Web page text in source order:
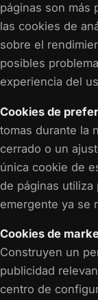
páginas son más
las cookies de
sobre el
posibles
experiencia del
Cookies de
tomas durante la
cerrado o un
única cookie de
de páginas utiliza
emergente ya se
Cookies de
Construyen un
publicidad
centro de